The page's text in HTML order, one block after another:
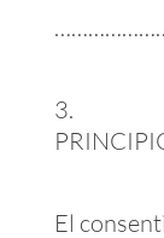
El